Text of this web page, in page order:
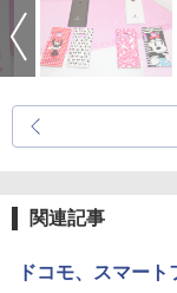
関連記事
ドコモ、スマー